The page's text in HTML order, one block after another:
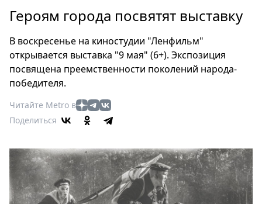
Россия
Здоровье
Еда
Туризм
Мода
Театр
Афиша
Книги
Выставки
Пресс-
Героям города посвятят выставку
В воскресенье на киностудии "Ленфильм"
открывается выставка "9 мая" (6+). Экспозиция
посвящена преемственности поколений народа-
победителя.
Читайте Metro в
Поделиться